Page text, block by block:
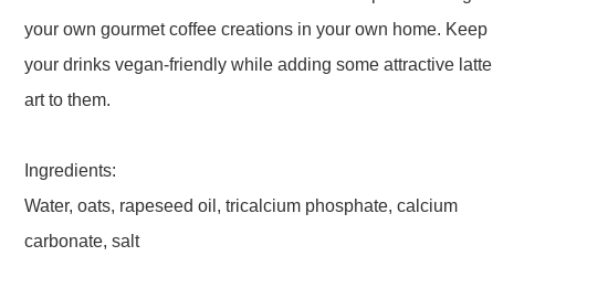
your own gourmet coffee creations in your own home. Keep
your drinks vegan-friendly while adding some attractive latte
art to them.
Ingredients:
Water, oats, rapeseed oil, tricalcium phosphate, calcium
carbonate, salt